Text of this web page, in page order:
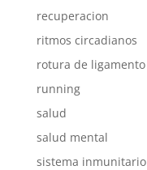
recuperacion
ritmos circadianos
rotura de ligamento
running
salud
salud mental
sistema inmunitario